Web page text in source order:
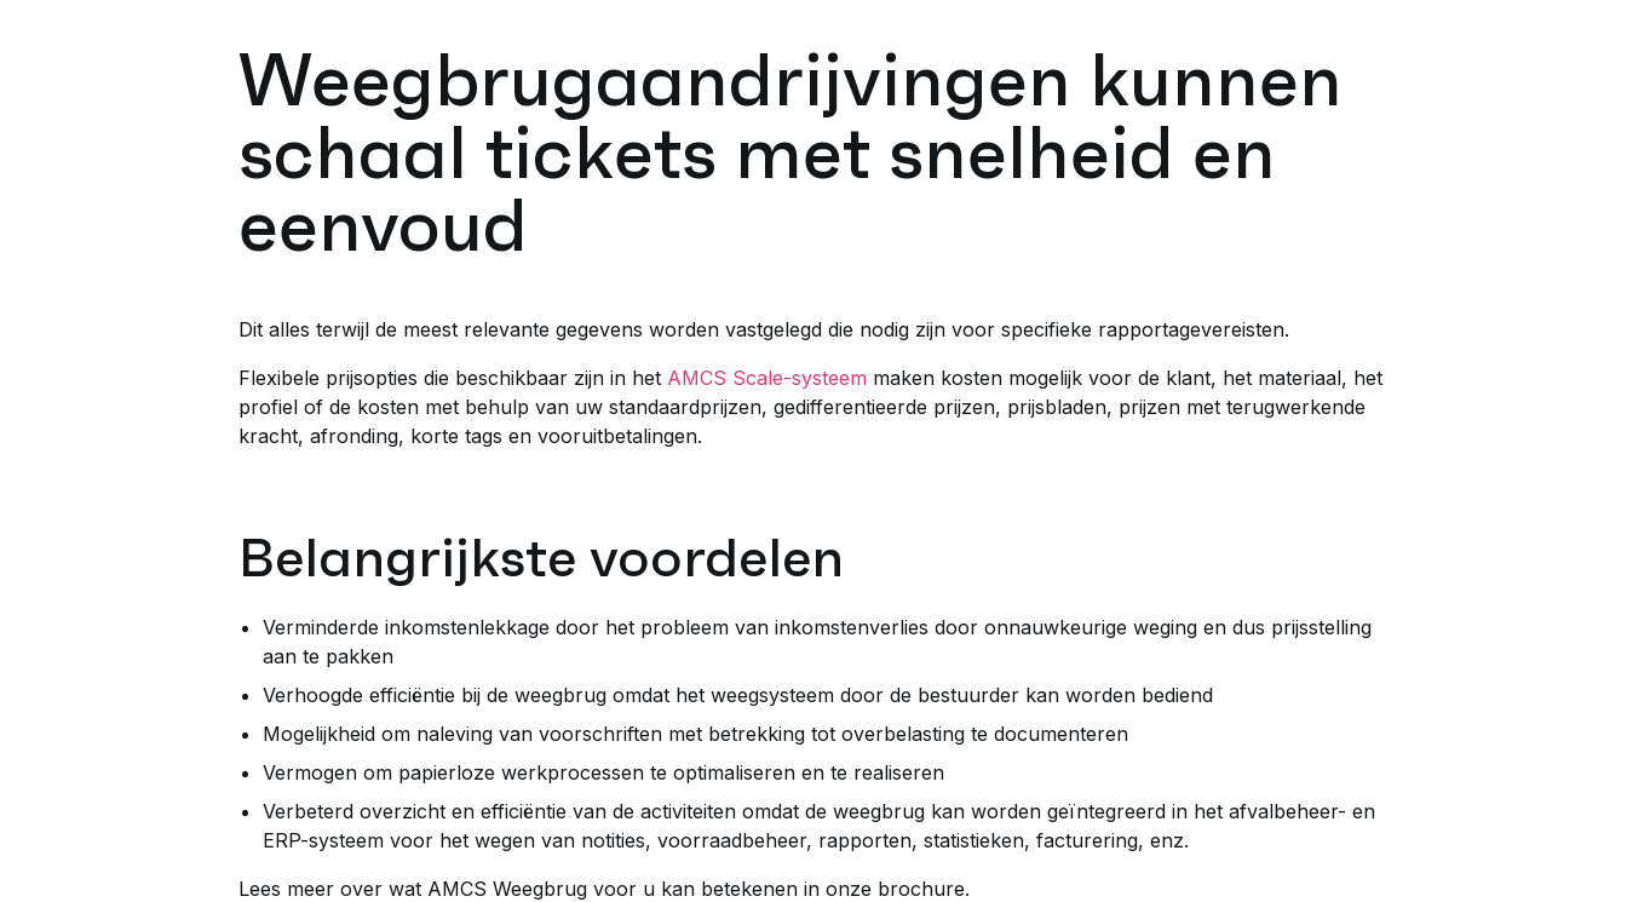
Weegbrugaandrijvingen kunnen
schaal tickets met snelheid en
eenvoud
Dit alles terwijl de meest relevante gegevens worden vastgelegd die nodig zijn voor specifieke rapportagevereisten.
Flexibele prijsopties die beschikbaar zijn in het AMCS Scale-systeem maken kosten mogelijk voor de klant, het materiaal, het
profiel of de kosten met behulp van uw standaardprijzen, gedifferentieerde prijzen, prijsbladen, prijzen met terugwerkende
kracht, afronding, korte tags en vooruitbetalingen.
Belangrijkste voordelen
Verminderde inkomstenlekkage door het probleem van inkomstenverlies door onnauwkeurige weging en dus prijsstelling
aan te pakken
Verhoogde efficiëntie bij de weegbrug omdat het weegsysteem door de bestuurder kan worden bediend
Mogelijkheid om naleving van voorschriften met betrekking tot overbelasting te documenteren
Vermogen om papierloze werkprocessen te optimaliseren en te realiseren
Verbeterd overzicht en efficiëntie van de activiteiten omdat de weegbrug kan worden geïntegreerd in het afvalbeheer- en
ERP-systeem voor het wegen van notities, voorraadbeheer, rapporten, statistieken, facturering, enz.
Lees meer over wat AMCS Weegbrug voor u kan betekenen in onze brochure.